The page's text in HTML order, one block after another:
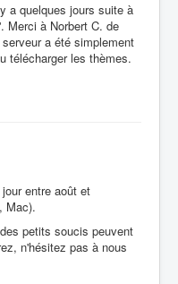
a quelques jours suite à
Merci à Norbert C. de
a été simplement
télécharger les thèmes.
entre août et
Mac).
petits soucis peuvent
n'hésitez pas à nous